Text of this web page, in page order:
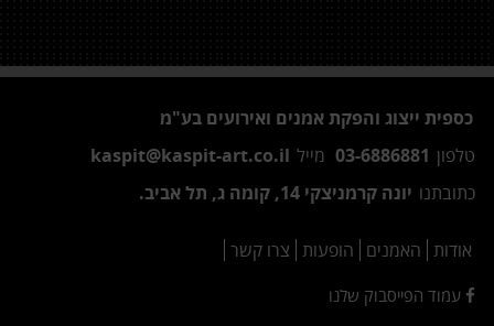
כספית ייצוג והפקת אמנים ואירועים בע"מ
טלפון 03-6886881 מייל kaspit@kaspit-art.co.il
כתובתנו יונה קרמניצקי 14, קומה ג, תל אביב.
אודות האמנים הופעות צרו קשר
עמוד הפייסבוק שלנו